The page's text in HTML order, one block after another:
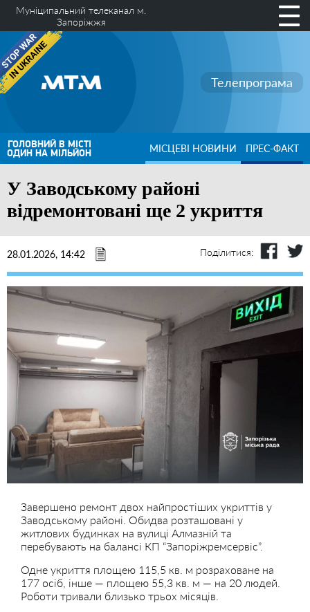
Муніципальний телеканал м.
Запоріжжя
Телепрограма
ГОЛОВНИЙ В МІСТІ
ОДИН НА МІЛЬЙОН МІСЦЕВІ НОВИНИ ПРЕС-ФАКТ
У Заводському районі
відремонтовані ще 2 укриття
28.01.2026, 14:42 Поділитися:
Завершено ремонт двох найпростіших укриттів у
Заводському районі. Обидва розташовані у
житлових будинках на вулиці Алмазній та
перебувають на балансі КП “Запоріжремсервіс”.
Одне укриття площею 115,5 кв. м розраховане на
177 осіб, інше — площею 55,3 кв. м — на 20 людей.
Роботи тривали близько трьох місяців.